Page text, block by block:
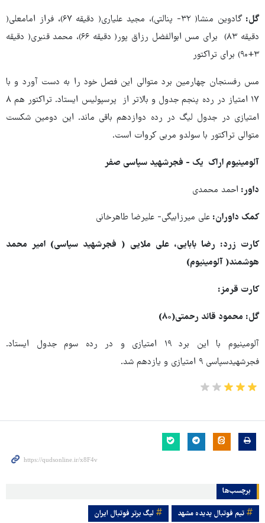
گل:
گادوین منشا( ۳۲- پنالتی)، مجید علیاری( دقیقه ۶۷)، فراز امامعلی(
دقیقه ۸۳) برای مس ابوالفضل رزاق پور( دقیقه ۶۶)، محمد قنبری( دقیقه
۳+۹۰) برای تراکتور
مس رفسنجان چهارمین برد متوالی این فصل خود را به دست آورد و با
۱۷ امتیاز در رده پنجم جدول و بالاتر از پرسپولیس ایستاد. تراکتور هم ۸
امتیازی در جدول لیگ در رده دوازدهم باقی ماند. این دومین شکست
متوالی تراکتور با سولدو مربی کروات است.
آلومینیوم اراک یک - فجرشهید سپاسی صفر
داور: احمد محمدی
کمک داوران: علی میرزابیگی- علیرضا طاهرخانی
کارت زرد: رضا بابایی، علی ملایی ( فجرشهید سپاسی) امیر محمد
هوشمند( آلومینیوم)
کارت قرمز:
گل: محمود قائد رحمتی(۸۰)
آلومینیوم با این برد ۱۹ امتیازی و در رده سوم جدول ایستاد.
فجرشهیدسپاسی ۹ امتیازی و یازدهم شد.
برچسب‌ها
تیم فوتبال پدیده مشهد لیگ برتر فوتبال ایران